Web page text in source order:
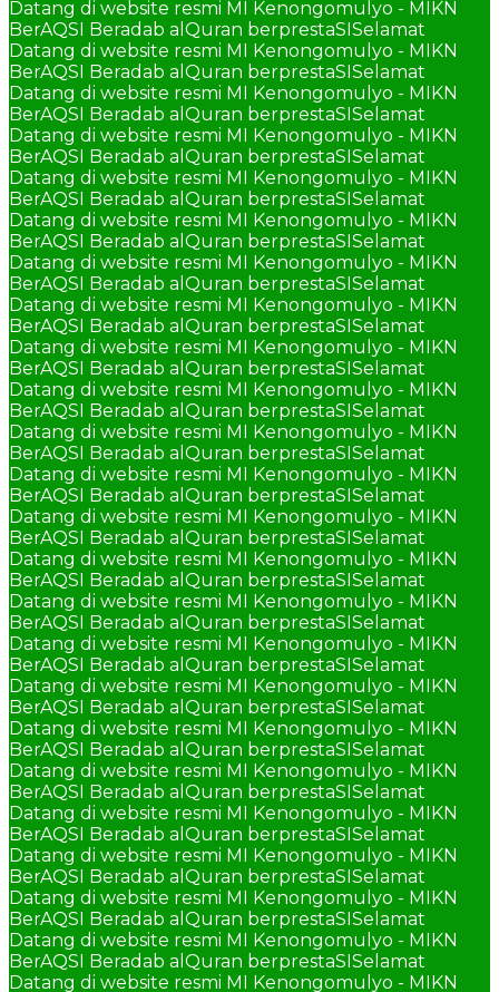
Datang di website resmi MI Kenongomulyo - MIKN
BerAQSI Beradab alQuran berprestaSISelamat
Datang di website resmi MI Kenongomulyo - MIKN
BerAQSI Beradab alQuran berprestaSISelamat
Datang di website resmi MI Kenongomulyo - MIKN
BerAQSI Beradab alQuran berprestaSISelamat
Datang di website resmi MI Kenongomulyo - MIKN
BerAQSI Beradab alQuran berprestaSISelamat
Datang di website resmi MI Kenongomulyo - MIKN
BerAQSI Beradab alQuran berprestaSISelamat
Datang di website resmi MI Kenongomulyo - MIKN
BerAQSI Beradab alQuran berprestaSISelamat
Datang di website resmi MI Kenongomulyo - MIKN
BerAQSI Beradab alQuran berprestaSISelamat
Datang di website resmi MI Kenongomulyo - MIKN
BerAQSI Beradab alQuran berprestaSISelamat
Datang di website resmi MI Kenongomulyo - MIKN
BerAQSI Beradab alQuran berprestaSISelamat
Datang di website resmi MI Kenongomulyo - MIKN
BerAQSI Beradab alQuran berprestaSISelamat
Datang di website resmi MI Kenongomulyo - MIKN
BerAQSI Beradab alQuran berprestaSISelamat
Datang di website resmi MI Kenongomulyo - MIKN
BerAQSI Beradab alQuran berprestaSISelamat
Datang di website resmi MI Kenongomulyo - MIKN
BerAQSI Beradab alQuran berprestaSISelamat
Datang di website resmi MI Kenongomulyo - MIKN
BerAQSI Beradab alQuran berprestaSISelamat
Datang di website resmi MI Kenongomulyo - MIKN
BerAQSI Beradab alQuran berprestaSISelamat
Datang di website resmi MI Kenongomulyo - MIKN
BerAQSI Beradab alQuran berprestaSISelamat
Datang di website resmi MI Kenongomulyo - MIKN
BerAQSI Beradab alQuran berprestaSISelamat
Datang di website resmi MI Kenongomulyo - MIKN
BerAQSI Beradab alQuran berprestaSISelamat
Datang di website resmi MI Kenongomulyo - MIKN
BerAQSI Beradab alQuran berprestaSISelamat
Datang di website resmi MI Kenongomulyo - MIKN
BerAQSI Beradab alQuran berprestaSISelamat
Datang di website resmi MI Kenongomulyo - MIKN
BerAQSI Beradab alQuran berprestaSISelamat
Datang di website resmi MI Kenongomulyo - MIKN
BerAQSI Beradab alQuran berprestaSISelamat
Datang di website resmi MI Kenongomulyo - MIKN
BerAQSI Beradab alQuran berprestaSISelamat
Datang di website resmi MI Kenongomulyo - MIKN